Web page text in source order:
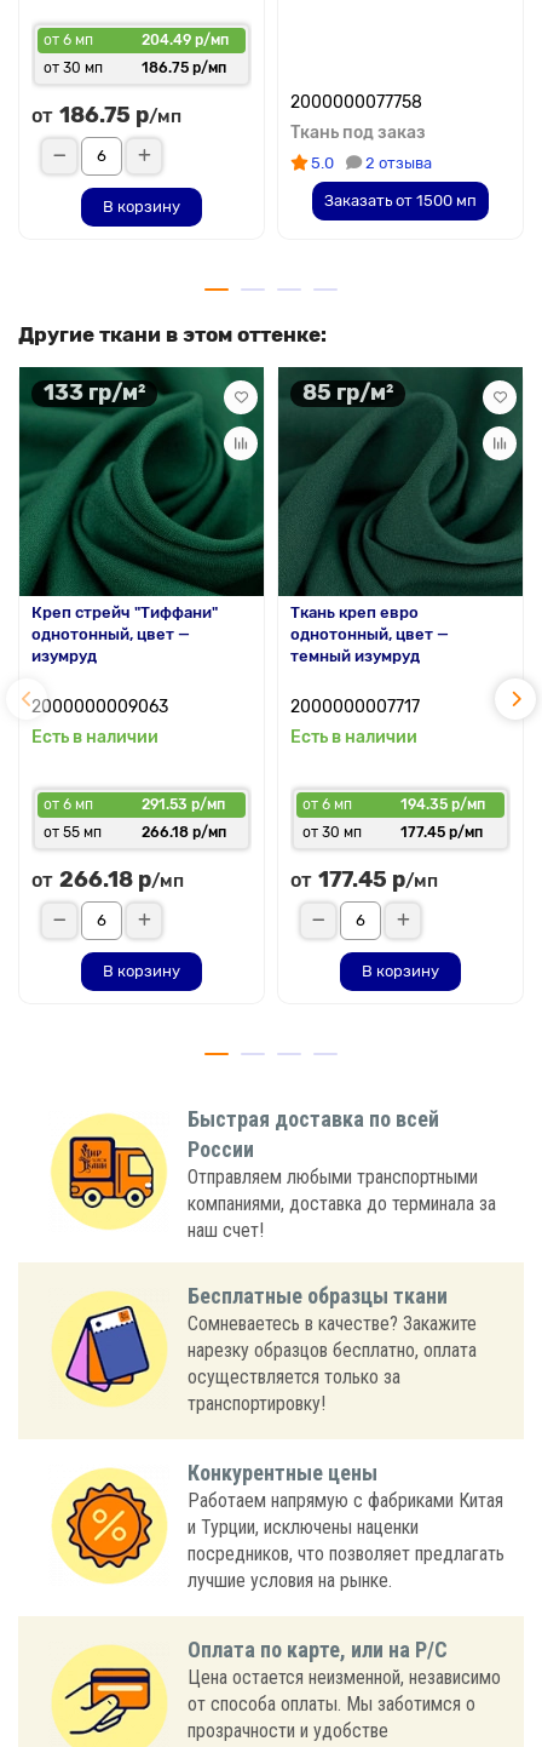
от 6 мп
204.49 р/мп
от 30 мп
186.75 р/мп
от 186.75 р/мп
В корзину
2000000077758
Ткань под заказ
5.0 2 отзыва
Заказать от 1500 мп
Другие ткани в этом оттенке:
133 гр/м²
Креп стрейч "Тиффани"
однотонный, цвет —
изумруд
2000000009063
Есть в наличии
от 6 мп
291.53 р/мп
от 55 мп
266.18 р/мп
от 266.18 р/мп
В корзину
85 гр/м²
Ткань креп евро
однотонный, цвет —
темный изумруд
2000000007717
Есть в наличии
от 6 мп
194.35 р/мп
от 30 мп
177.45 р/мп
от 177.45 р/мп
В корзину
Быстрая доставка по всей
России
Отправляем любыми транспортными
компаниями, доставка до терминала за
наш счет!
Бесплатные образцы ткани
Сомневаетесь в качестве? Закажите
нарезку образцов бесплатно, оплата
осуществляется только за
транспортировку!
Конкурентные цены
Работаем напрямую с фабриками Китая
и Турции, исключены наценки
посредников, что позволяет предлагать
лучшие условия на рынке.
Оплата по карте, или на Р/С
Цена остается неизменной, независимо
от способа оплаты. Мы заботимся о
прозрачности и удобстве